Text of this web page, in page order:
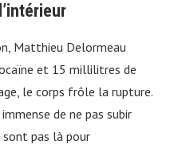
Matthieu Delormeau
et 15 millilitres de
le corps frôle la rupture.
de ne pas subir
sont pas là pour